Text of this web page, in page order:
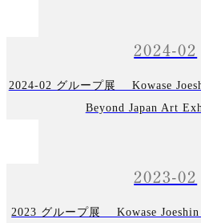
2024-02
2024-02 グループ展 Kowase
Beyond Japan Art
2023-02
2023 グループ展 Kowase